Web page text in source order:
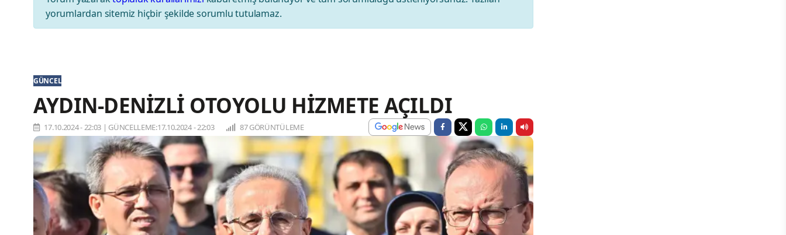
yorumlardan sitemiz hiçbir şekilde sorumlu tutulamaz.
GÜNCEL
AYDIN-DENİZLİ OTOYOLU HİZMETE AÇILDI
17.10.2024 - 22:03 | GÜNCELLEME:17.10.2024 - 22:03 87 GÖRÜNTÜLEME